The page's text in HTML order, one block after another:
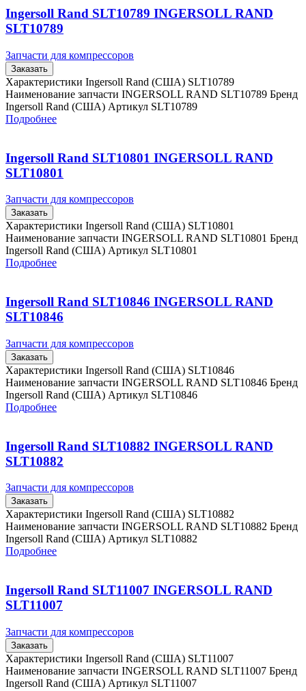
Ingersoll Rand SLT10789 INGERSOLL RAND
SLT10789
Запчасти для компрессоров
Заказать
Характеристики Ingersoll Rand (США) SLT10789
Наименование запчасти INGERSOLL RAND SLT10789 Бренд
Ingersoll Rand (США) Артикул SLT10789
Подробнее
Ingersoll Rand SLT10801 INGERSOLL RAND
SLT10801
Запчасти для компрессоров
Заказать
Характеристики Ingersoll Rand (США) SLT10801
Наименование запчасти INGERSOLL RAND SLT10801 Бренд
Ingersoll Rand (США) Артикул SLT10801
Подробнее
Ingersoll Rand SLT10846 INGERSOLL RAND
SLT10846
Запчасти для компрессоров
Заказать
Характеристики Ingersoll Rand (США) SLT10846
Наименование запчасти INGERSOLL RAND SLT10846 Бренд
Ingersoll Rand (США) Артикул SLT10846
Подробнее
Ingersoll Rand SLT10882 INGERSOLL RAND
SLT10882
Запчасти для компрессоров
Заказать
Характеристики Ingersoll Rand (США) SLT10882
Наименование запчасти INGERSOLL RAND SLT10882 Бренд
Ingersoll Rand (США) Артикул SLT10882
Подробнее
Ingersoll Rand SLT11007 INGERSOLL RAND
SLT11007
Запчасти для компрессоров
Заказать
Характеристики Ingersoll Rand (США) SLT11007
Наименование запчасти INGERSOLL RAND SLT11007 Бренд
Ingersoll Rand (США) Артикул SLT11007